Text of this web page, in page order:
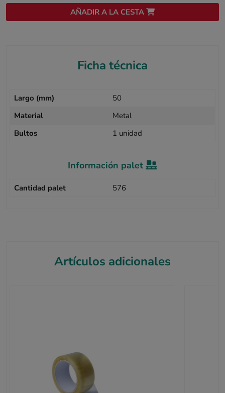
AÑADIR A LA CESTA
Ficha técnica
Largo (mm)
50
Material
Metal
Bultos
1 unidad
Información palet
Cantidad palet 576
Artículos adicionales